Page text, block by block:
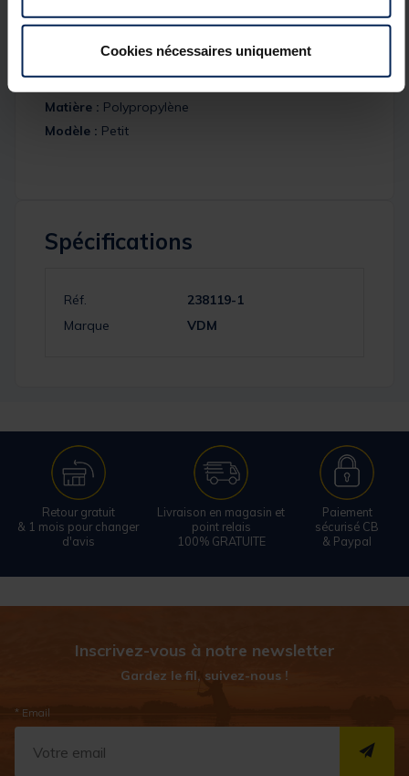
Cookies nécessaires uniquement
Caractéristiques :
Dimensions :266 x 183 x 244 mm
Dimensions L x l x H :266 x 183 x 244 mm
Matière : Polypropylène
Modèle : Petit
Spécifications
Réf.
238119-1
Marque
VDM
Retour gratuit
& 1 mois pour changer
d'avis
Livraison en magasin et
point relais
100% GRATUITE
Paiement
sécurisé CB
& Paypal
Inscrivez-vous à notre newsletter
Gardez le fil, suivez-nous !
* Email